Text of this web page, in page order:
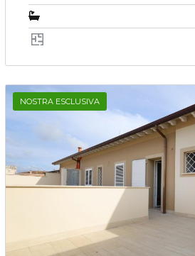
NOSTRA ESCLUSIVA